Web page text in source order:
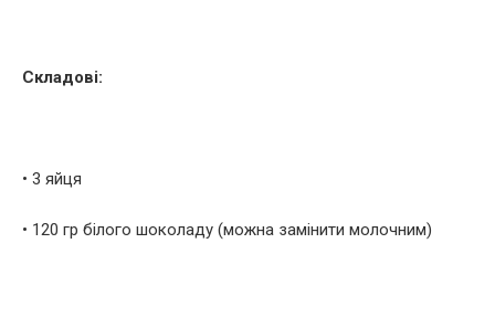
Складові:
• 3 яйця
• 120 гр білого шоколаду (можна замінити молочним)